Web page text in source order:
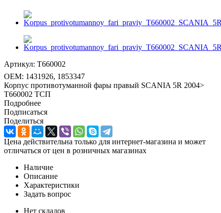
Артикул: T660002
OEM: 1431926, 1853347
Корпус противотуманной фары правый SCANIA 5R 2004>
T660002 ТСП
Подробнее
Подписаться
Поделиться
Цена действительна только для интернет-магазина и может
отличаться от цен в розничных магазинах
Наличие
Описание
Характеристики
Задать вопрос
Нет складов